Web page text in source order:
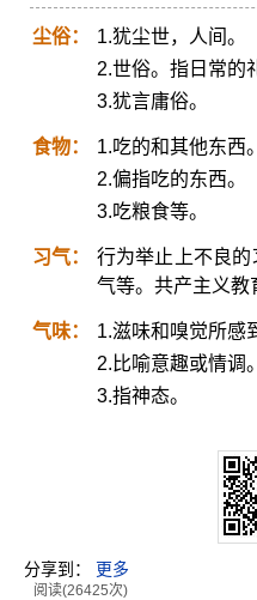
尘俗：
1.犹尘世，人间。
2.世俗。指日常的
3.犹言庸俗。
食物：
1.吃的和其他东西。
2.偏指吃的东西。
3.吃粮食等。
习气：
行为举止上不良
气等。共产主义教
气味：
1.滋味和嗅觉所感
2.比喻意趣或情调。
3.指神态。
分享到： 更多
阅读(26425次)